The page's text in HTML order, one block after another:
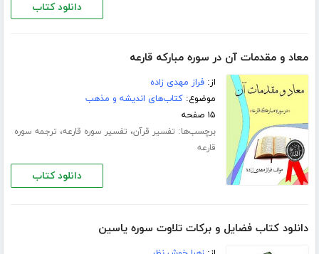
دانلود کتاب
معاد و مقدمات آن در سوره مبارکه قارعه
از:فراز مهدی زاده
موضوع:کتاب‌های اندیشه و مذهب
۱۵ صفحه
برچسب‌ها: تفسیر قرآن، تفسیر سوره قارعه، ترجمه سوره
قارعه
دانلود کتاب
دانلود کتاب فضایل و برکات تلاوت سوره یاسین